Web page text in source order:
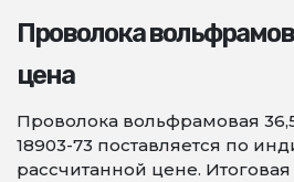
Проволока
цена
Проволока вольфрамовая
18903-73 поставляется по
рассчитанной цене. Итоговая